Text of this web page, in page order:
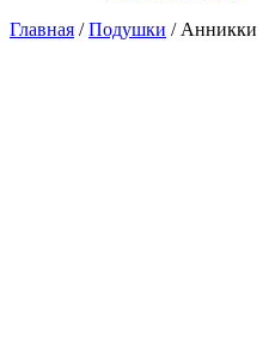
Главная /Подушки / Анникки